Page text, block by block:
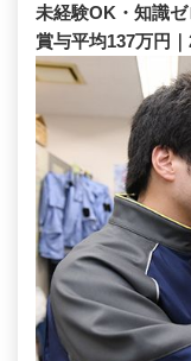
未経験OK・知識ゼ
賞与平均137万円